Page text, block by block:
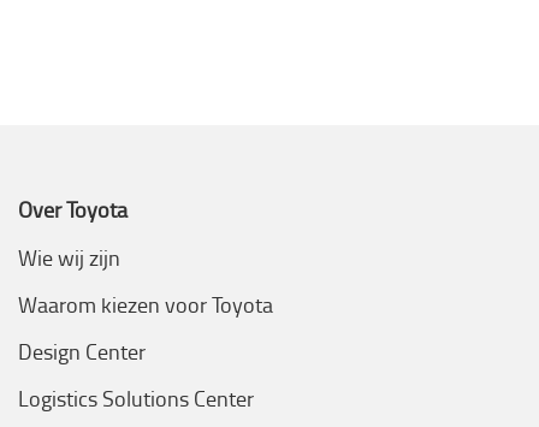
Over Toyota
Wie wij zijn
Waarom kiezen voor Toyota
Design Center
Logistics Solutions Center